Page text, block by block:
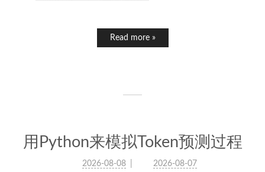
Read more »
用Python来模拟Token预测过程
2026-08-08
2026-08-07